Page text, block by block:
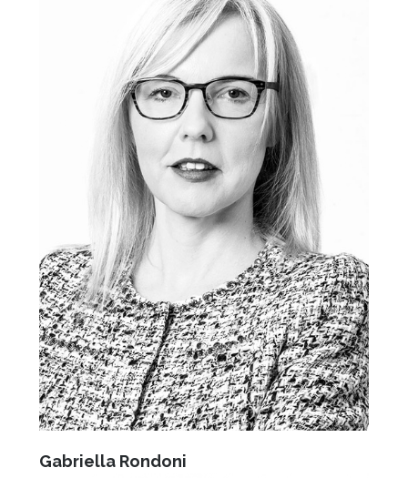
Gabriella Rondoni